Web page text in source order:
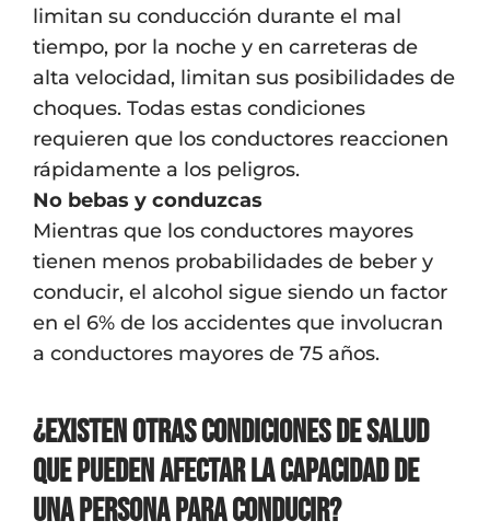
limitan su conducción durante el mal
tiempo, por la noche y en carreteras de
alta velocidad, limitan sus posibilidades de
choques. Todas estas condiciones
requieren que los conductores reaccionen
rápidamente a los peligros.
No bebas y conduzcas
Mientras que los conductores mayores
tienen menos probabilidades de beber y
conducir, el alcohol sigue siendo un factor
en el 6% de los accidentes que involucran
a conductores mayores de 75 años.
¿Existen otras condiciones de salud
que pueden afectar la capacidad de
una persona para conducir?